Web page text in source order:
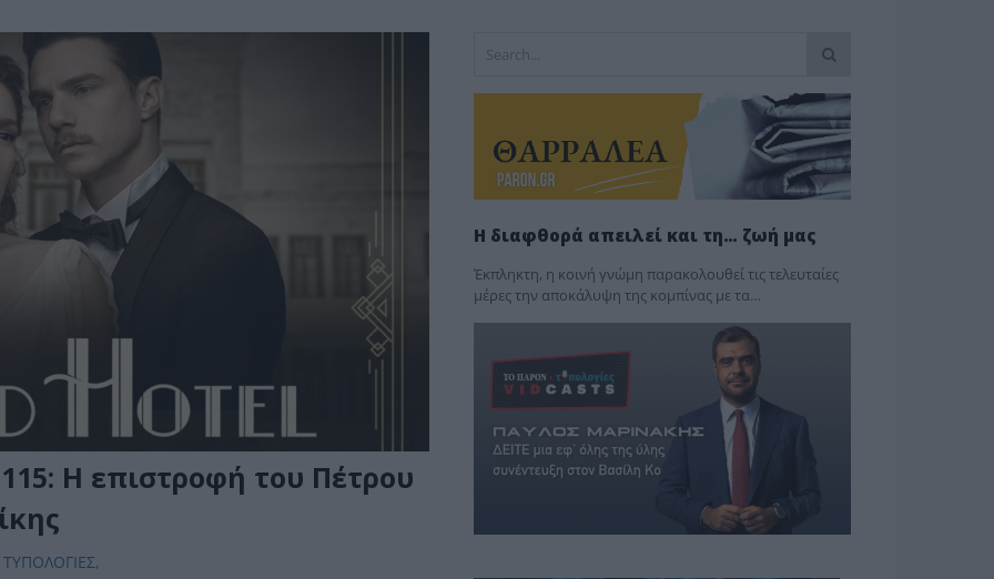
115: Η επιστροφή του Πέτρου
ΤΥΠΟΛΟΓΙΕΣ,
Η διαφθορά απειλεί και τη… ζωή μας
Έκπληκτη, η κοινή γνώμη παρακολουθεί τις τελευταίες
μέρες την αποκάλυψη της κο­μπίνας με τα…